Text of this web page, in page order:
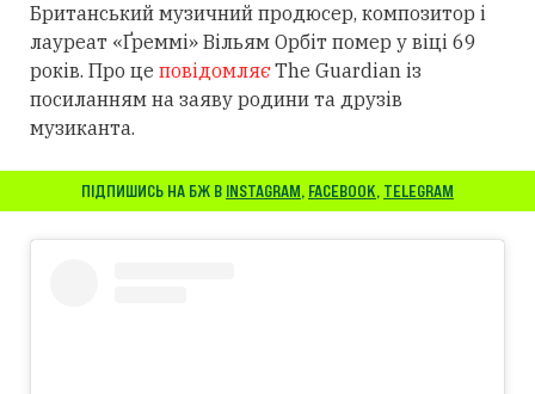
Британський музичний продюсер, композитор і
лауреат «Ґреммі» Вільям Орбіт помер у віці 69
років. Про це повідомляєThe Guardian із
посиланням на заяву родини та друзів
музиканта.
ПІДПИШИСЬ НА БЖ В INSTAGRAM, FACEBOOK, TELEGRAM